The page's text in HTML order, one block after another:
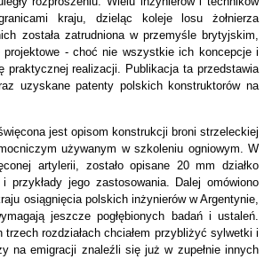
kraju, dzieląc koleje losu żołnierza
została zatrudniona w przemyśle brytyjskim,
projektowe - choć nie wszystkie ich koncepcje i
praktycznej realizacji. Publikacja ta przedstawia
uzyskane patenty polskich konstruktorów na
jest opisom konstrukcji broni strzeleckiej
używanym w szkoleniu ogniowym. W
artylerii, zostało opisane 20 mm działko
przykłady jego zastosowania. Dalej omówiono
osiągnięcia polskich inżynierów w Argentynie,
jeszcze pogłębionych badań i ustaleń.
trzech rozdziałach chciałem przybliżyć sylwetki i
na emigracji znaleźli się już w zupełnie innych